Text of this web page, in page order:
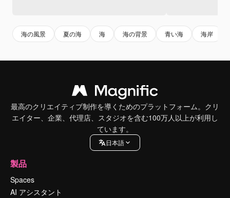
海の風景 夏の海 海 海の背景 青い海 海岸
最高のクリエイティブ制作を導くためのプラットフォーム。クリ
エイター、企業、代理店、スタジオを含む100万人以上が利用し
ています。
日本語
製品
Spaces
AI アシスタント